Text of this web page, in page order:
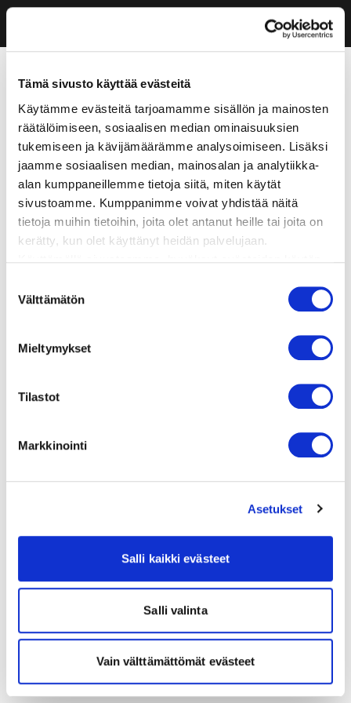
Tämä sivusto käyttää evästeitä
Käytämme evästeitä tarjoamamme sisällön ja mainosten
räätälöimiseen, sosiaalisen median ominaisuuksien
tukemiseen ja kävijämäärämme analysoimiseen. Lisäksi
jaamme sosiaalisen median, mainosalan ja analytiikka-
alan kumppaneillemme tietoja siitä, miten käytät
sivustoamme. Kumppanimme voivat yhdistää näitä
tietoja muihin tietoihin, joita olet antanut heille tai joita on
kerätty, kun olet käyttänyt heidän palvelujaan.
valinta
Välttämätön
Mieltymykset
Tilastot
Markkinointi
Asetukset
Salli kaikki evästeet
Salli valinta
Vain välttämättömät evästeet